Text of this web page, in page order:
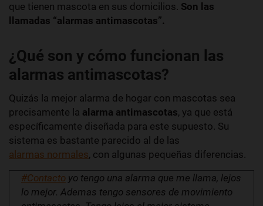
que tienen mascota en sus domicilios. Son las
llamadas “alarmas antimascotas”.
¿Qué son y cómo funcionan las
alarmas antimascotas?
Quizás la mejor alarma de hogar con mascotas sea
precisamente la alarma antimascotas, ya que está
específicamente diseñada para este supuesto. Su
sistema es bastante parecido al de las
alarmas normales, con algunas pequeñas diferencias.
#Contacto yo tengo una alarma que me llama, lejos
lo mejor. Ademas tengo sensores de movimiento